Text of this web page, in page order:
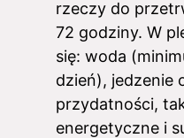
rzeczy do
72 godziny. W
się: woda
dzień), jedzenie
przydatności,
energetyczne i